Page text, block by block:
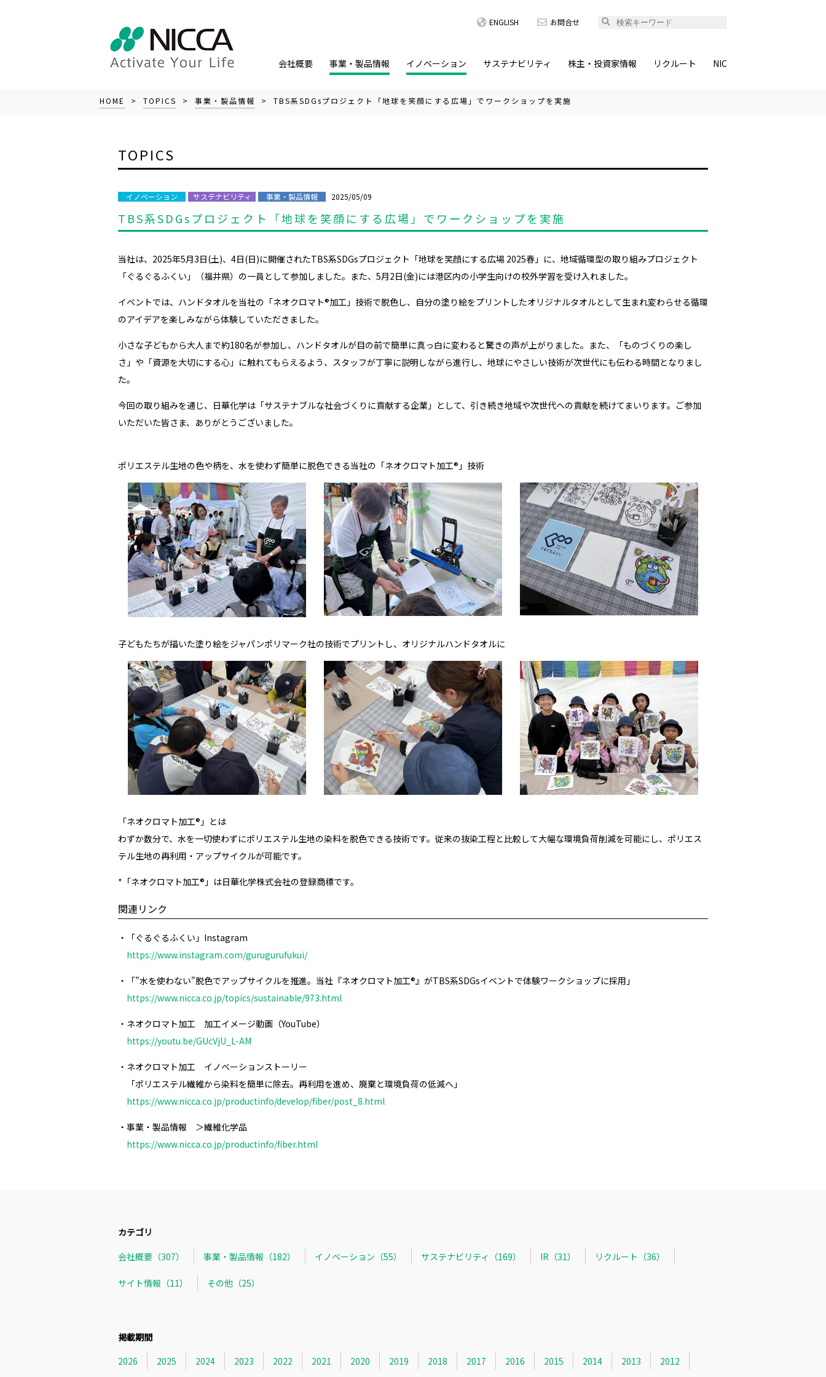
ENGLISH お問合せ
会社概要 事業・製品情報 イノベーション サステナビリティ 株主・投資家情報 リクルート NIC
HOME > TOPICS > 事業・製品情報 > TBS系SDGsプロジェクト「地球を笑顔にする広場」でワークショップを実施
TOPICS
イノベーション サステナビリティ 事業・製品情報 2025/05/09
TBS系SDGsプロジェクト「地球を笑顔にする広場」でワークショップを実施
当社は、2025年5月3日(土)、4日(日)に開催されたTBS系SDGsプロジェクト「地球を笑顔にする広場 2025春」に、地域循環型の取り組みプロジェクト
「ぐるぐるふくい」（福井県）の一員として参加しました。また、 5月2日(金)には港区内の小学生向けの校外学習を受け入れました。
イベントでは、ハンドタオルを当社の「ネオクロマト®加工」技術で脱色し、自分の塗り絵をプリントしたオリジナルタオルとして生まれ変わらせる循環
のアイデアを楽しみながら体験していただきました。
小さな子どもから大人まで約180名が参加し、ハンドタオルが目の前で簡単に真っ白に変わると驚きの声が上がりました。また、「ものづくりの楽し
さ」や「資源を大切にする心」に触れてもらえるよう、スタッフが丁寧に説明しながら進行し、地球にやさしい技術が次世代にも伝わる時間となりまし
た。
今回の取り組みを通じ、日華化学は「サステナブルな社会づくりに貢献する企業」として、引き続き地域や次世代への貢献を続けてまいります。ご参加
いただいた皆さま、ありがとうございました。
ポリエステル生地の色や柄を、水を使わず簡単に脱色できる当社の「ネオクロマト加工®」技術
子どもたちが描いた塗り絵をジャパンポリマーク社の技術でプリントし、オリジナルハンドタオルに
「ネオクロマト加工®」とは
わずか数分で、水を一切使わずにポリエステル生地の染料を脱色できる技術です。従来の抜染工程と比較して大幅な環境負荷削減を可能にし、ポリエス
テル生地の再利用・アップサイクルが可能です。
*「ネオクロマト加工®」は日華化学株式会社の登録商標です。
関連リンク
・「ぐるぐるふくい」Instagram
https://www.instagram.com/gurugurufukui/
・「"水を使わない"脱色でアップサイクルを推進。当社『ネオクロマト加工®』がTBS系SDGsイベントで体験ワークショップに採用」
https://www.nicca.co.jp/topics/sustainable/973.html
・ネオクロマト加工 加工イメージ動画（YouTube）
https://youtu.be/GUcVjU_L-AM
・ネオクロマト加工 イノベーションストーリー
「ポリエステル繊維から染料を簡単に除去。再利用を進め、廃棄と環境負荷の低減へ」
https://www.nicca.co.jp/productinfo/develop/fiber/post_8.html
・事業・製品情報 ＞繊維化学品
https://www.nicca.co.jp/productinfo/fiber.html
カテゴリ
会社概要（307）
事業・製品情報（182） イノベーション（55） サステナビリティ（169） IR（31） リクルート（36）
サイト情報（11） その他（25）
掲載期間
2026
2025 2024 2023 2022 2021 2020 2019 2018 2017 2016 2015 2014 2013 2012